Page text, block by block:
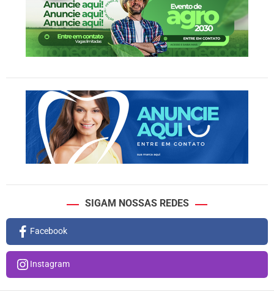
SIGAM NOSSAS REDES
Facebook
Instagram